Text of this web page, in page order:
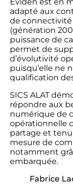
Eviden est en
adapté aux
de connectivité
(génération
puissance de
permet de
d’évolutivité
puisqu’elle ne
qualification
SICS ALAT
répondre aux
numérique de
opérationnelle
partage et
mesure de
notamment
embarquée.
Fabrice